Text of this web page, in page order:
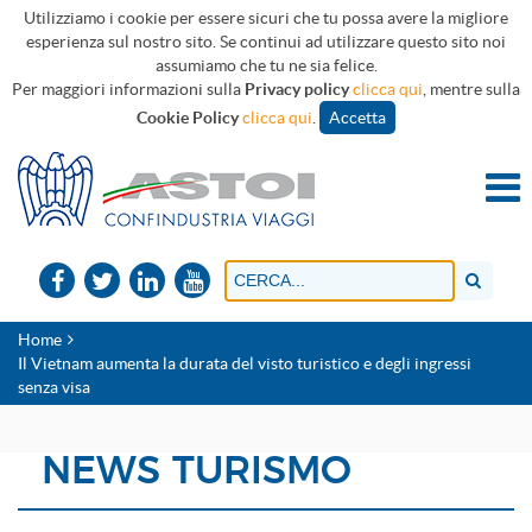
Utilizziamo i cookie per essere sicuri che tu possa avere la migliore
esperienza sul nostro sito. Se continui ad utilizzare questo sito noi
assumiamo che tu ne sia felice.
Per maggiori informazioni sulla Privacy policyclicca qui , mentre sulla
Cookie Policyclicca qui Accetta
Home
Il Vietnam aumenta la durata del visto turistico e degli ingressi
senza visa
NEWS TURISMO